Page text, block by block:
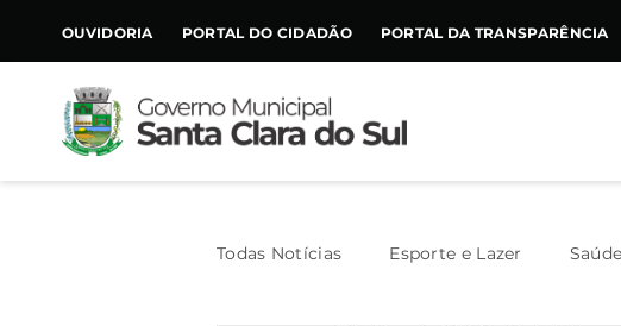
CONTEÚDO
OUVIDORIA PORTAL DO CIDADÃO PORTAL DA TRANSPARÊNCIA
Todas Notícias Esporte e Lazer Saúde